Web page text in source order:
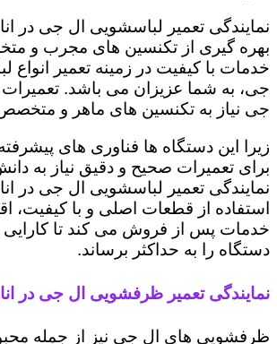
نمایندگی تعمیر لباسشویی ال جی در
بهره گیری از تکنسین های مجرب و
خدمات با کیفیت در زمینه تعمیر
جی، به شما عزیزان می باشد.
جی نیاز به تکنسین های ماهر و متخصص
زیرا این دستگاه ها فناوری های
برای تعمیرات صحیح و دقیق نیاز به
نمایندگی تعمیر لباسشویی ال جی در
استفاده از قطعات اصلی و با کیفیت،
خدمات پس از فروش می کند تا کارایی
دستگاه را به حداکثر برساند.
نمایندگی تعمیر ظرفشویی ال جی در
ظرفشویی های ال جی نیز از جمله